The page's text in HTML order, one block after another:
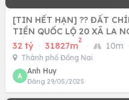
[TIN HẾT HẠN] ?? ĐẤT
TIỀN QUỐC LỘ 20 XÃ LA NGÀ - HUYỆN ĐỊNH QUÁN-
ĐỒNG NAI ?
32 tỷ · 31827m
2
· 10m
Thành phố Đồng Nai
A
Anh Huy
Đăng 29/05/2025